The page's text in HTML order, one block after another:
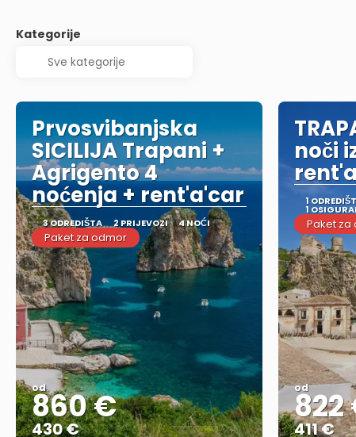
Kategorije
Prvosvibanjska
SICILIJA Trapani +
Agrigento 4
noćenja + rent'a'car
3 ODREDIŠTA 2 PRIJEVOZI 4 NOĆI
Paket za odmor
od
860 €
430 €
noči
1
1
Paket za
od
822
411 €